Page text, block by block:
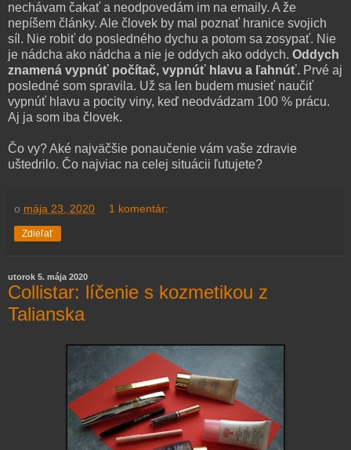
nechávam čakať a neodpovedám im na emaily. A že
nepíšem články. Ale človek by mal poznať hranice svojich
síl. Nie robiť do posledného dychu a potom sa zosypať. Nie
je nádcha ako nádcha a nie je oddych ako oddych. Oddych
znamená vypnúť počítač, vypnúť hlavu a ľahnúť. Prvé aj
posledné som spravila. Už sa len budem musieť naučiť
vypnúť hlavu a pocity viny, keď neodvádzam 100 % prácu.
Aj ja som iba človek.
Čo vy? Aké najväčšie ponaučenie vám vaše zdravie
uštedrilo. Čo najviac na celej situácii ľutujete?
o mája 23, 2020 1 komentár:
Zdieľať
utorok 5. mája 2020
Collistar: líčenie s kozmetikou z
Talianska